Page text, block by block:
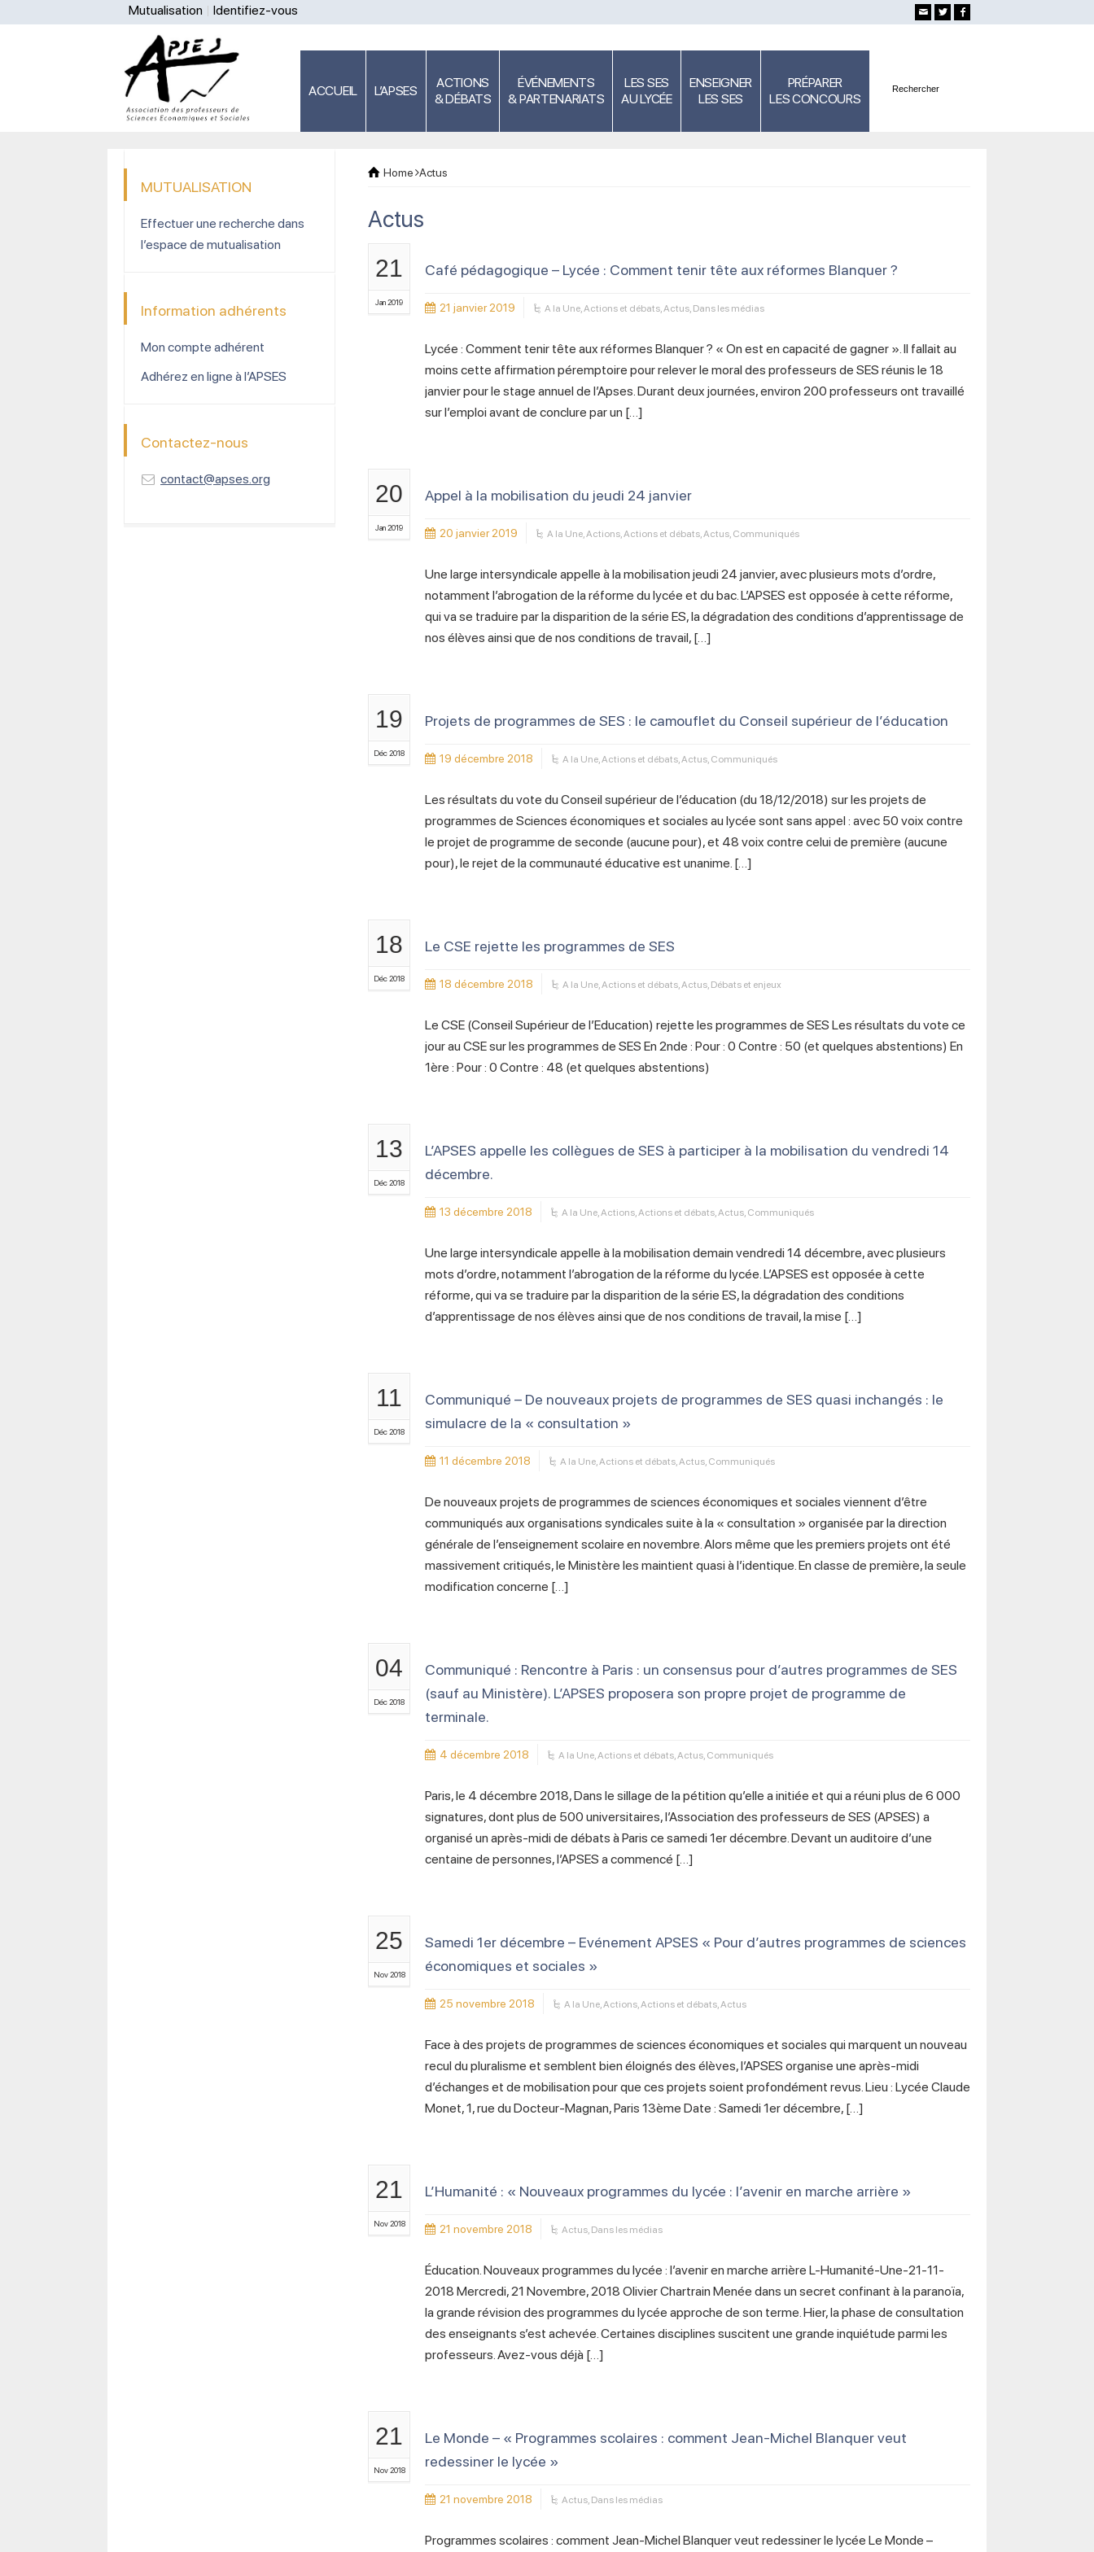
Mutualisation Identifiez-vous
ACCUEIL L’APSES
ACTIONS
& DÉBATS
ÉVÉNEMENTS
& PARTENARIATS
LES SES
AU LYCÉE
ENSEIGNER
LES SES
PRÉPARER
LES CONCOURS
Home Actus
Actus
21
Jan 2019
Café pédagogique – Lycée : Comment tenir tête aux réformes Blanquer ?
21 janvier 2019 A la Une,Actions et débats,Actus, Dans les médias
Lycée : Comment tenir tête aux réformes Blanquer ? « On est en capacité de gagner ». Il fallait au
moins cette affirmation péremptoire pour relever le moral des professeurs de SES réunis le 18
janvier pour le stage annuel de l’Apses. Durant deux journées, environ 200 professeurs ont travaillé
sur l’emploi avant de conclure par un […]
20
Jan 2019
Appel à la mobilisation du jeudi 24 janvier
20 janvier 2019 A la Une,Actions,Actions et débats,Actus, Communiqués
Une large intersyndicale appelle à la mobilisation jeudi 24 janvier, avec plusieurs mots d’ordre,
notamment l’abrogation de la réforme du lycée et du bac. L’APSES est opposée à cette réforme,
qui va se traduire par la disparition de la série ES, la dégradation des conditions d’apprentissage de
nos élèves ainsi que de nos conditions de travail, […]
19
Déc 2018
Projets de programmes de SES : le camouflet du Conseil supérieur de l’éducation
19 décembre 2018 A la Une,Actions et débats,Actus, Communiqués
Les résultats du vote du Conseil supérieur de l’éducation (du 18/12/2018) sur les projets de
programmes de Sciences économiques et sociales au lycée sont sans appel : avec 50 voix contre
le projet de programme de seconde (aucune pour), et 48 voix contre celui de première (aucune
pour), le rejet de la communauté éducative est unanime. […]
18
Déc 2018
Le CSE rejette les programmes de SES
18 décembre 2018 A la Une,Actions et débats,Actus, Débats et enjeux
Le CSE (Conseil Supérieur de l’Education) rejette les programmes de SES Les résultats du vote ce
jour au CSE sur les programmes de SES En 2nde : Pour : 0 Contre : 50 (et quelques abstentions) En
1ère : Pour : 0 Contre : 48 (et quelques abstentions)
13
Déc 2018
L’APSES appelle les collègues de SES à participer à la mobilisation du vendredi 14
décembre.
13 décembre 2018 A la Une,Actions,Actions et débats,Actus, Communiqués
Une large intersyndicale appelle à la mobilisation demain vendredi 14 décembre, avec plusieurs
mots d’ordre, notamment l’abrogation de la réforme du lycée. L’APSES est opposée à cette
réforme, qui va se traduire par la disparition de la série ES, la dégradation des conditions
d’apprentissage de nos élèves ainsi que de nos conditions de travail, la mise […]
11
Déc 2018
Communiqué – De nouveaux projets de programmes de SES quasi inchangés : le
simulacre de la « consultation »
11 décembre 2018 A la Une,Actions et débats,Actus, Communiqués
De nouveaux projets de programmes de sciences économiques et sociales viennent d’être
communiqués aux organisations syndicales suite à la « consultation » organisée par la direction
générale de l’enseignement scolaire en novembre. Alors même que les premiers projets ont été
massivement critiqués, le Ministère les maintient quasi à l’identique. En classe de première, la seule
modification concerne […]
04
Déc 2018
Communiqué : Rencontre à Paris : un consensus pour d’autres programmes de SES
(sauf au Ministère). L’APSES proposera son propre projet de programme de
terminale.
4 décembre 2018 A la Une,Actions et débats,Actus, Communiqués
Paris, le 4 décembre 2018, Dans le sillage de la pétition qu’elle a initiée et qui a réuni plus de 6 000
signatures, dont plus de 500 universitaires, l’Association des professeurs de SES (APSES) a
organisé un après-midi de débats à Paris ce samedi 1er décembre. Devant un auditoire d’une
centaine de personnes, l’APSES a commencé […]
25
Nov 2018
Samedi 1er décembre – Evénement APSES « Pour d’autres programmes de sciences
économiques et sociales »
25 novembre 2018 A la Une,Actions,Actions et débats,Actus
Face à des projets de programmes de sciences économiques et sociales qui marquent un nouveau
recul du pluralisme et semblent bien éloignés des élèves, l’APSES organise une après-midi
d’échanges et de mobilisation pour que ces projets soient profondément revus. Lieu : Lycée Claude
Monet, 1, rue du Docteur-Magnan, Paris 13ème Date : Samedi 1er décembre, […]
21
Nov 2018
L’Humanité : « Nouveaux programmes du lycée : l’avenir en marche arrière »
21 novembre 2018 Actus, Dans les médias
Éducation. Nouveaux programmes du lycée : l’avenir en marche arrière L-Humanité-Une-21-11-
2018 Mercredi, 21 Novembre, 2018 Olivier Chartrain Menée dans un secret confinant à la paranoïa,
la grande révision des programmes du lycée approche de son terme. Hier, la phase de consultation
des enseignants s’est achevée. Certaines disciplines suscitent une grande inquiétude parmi les
professeurs. Avez-vous déjà […]
21
Nov 2018
Le Monde – « Programmes scolaires : comment Jean-Michel Blanquer veut
redessiner le lycée »
21 novembre 2018 Actus, Dans les médias
Programmes scolaires : comment Jean-Michel Blanquer veut redessiner le lycée Le Monde –
MUTUALISATION
Effectuer une recherche dans
l’espace de mutualisation
Information adhérents
Mon compte adhérent
Adhérez en ligne à l’APSES
Contactez-nous
contact@apses.org